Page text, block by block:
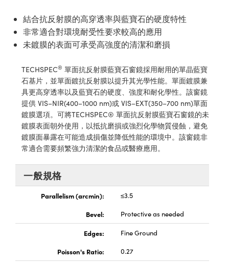
| 光纖
| 雷射光學
Sputtering) Coated Optics |
濺鍍）鍍膜光學元件
Elements (DOE) | 繞射光
| 雷射偏光片
| 雷射稜鏡
Systems| 體視顯微鏡系統
Filters | 顯微鏡濾光片
Lenses | 變焦鏡頭模組
Targets | 顯微鏡標靶
Stage Micrometers | 刻劃板或
Mechanics | 顯微鏡用結構件
and Couplers | 中繼鏡或耦合鏡
Microscopes | 袖珍顯微鏡
and Optomechanics |
Interface Cameras | 高速接口相
| 模擬相機
and Detection
Production
Development Systems
Optical Company
結合抗反射膜的高穿透率與藍寶石的硬度特性
非常適合對環境耐受性要求較高的應用
未鍍膜的表面可承受高強度的清潔和磨損
TECHSPEC® 單面抗反射膜藍寶石窗鏡採用耐用的單晶藍寶
石基片，並單面鍍抗反射膜以提升其光學性能。單面鍍膜兼
具更高穿透率以及藍寶石的硬度、強度和耐化學性。該窗鏡
提供 VIS–NIR(400–1000 nm)或 VIS–EXT(350–700 nm)單面
鍍膜選項。可將TECHSPEC® 單面抗反射膜藍寶石窗鏡的未
鍍膜表面朝外使用，以抵抗磨損或強烈化學物質侵蝕，避免
鍍膜面暴露在可能造成損傷並降低性能的環境中。該窗鏡非
常適合需要頻繁強力清潔的食品或醫療應用。
一般規格
Parallelism (arcmin):
≤3.5
Bevel:
Protective as needed
Edges:
Fine Ground
Poisson's Ratio:
0.27